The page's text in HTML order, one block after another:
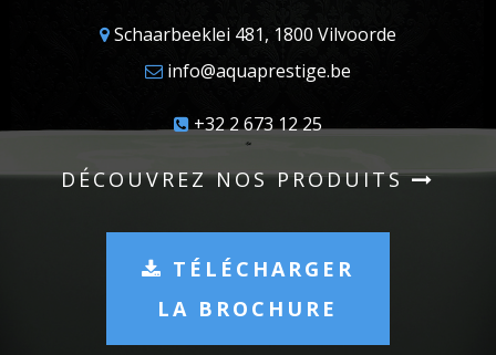
Schaarbeeklei 481, 1800 Vilvoorde
info@aquaprestige.be
+32 2 673 12 25
DÉCOUVREZ NOS PRODUITS
TÉLÉCHARGER
LA BROCHURE